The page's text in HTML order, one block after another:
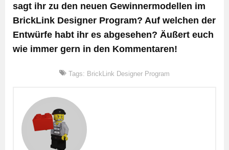
sagt ihr zu den neuen Gewinnermodellen im
BrickLink Designer Program? Auf welchen der
Entwürfe habt ihr es abgesehen? Äußert euch
wie immer gern in den Kommentaren!
Tags: BrickLink Designer Program